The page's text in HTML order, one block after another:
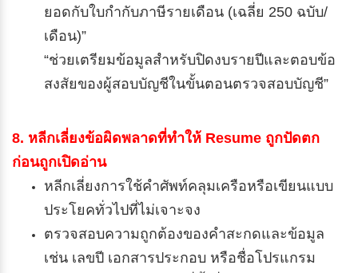
ยอดกับใบกำกับภาษีรายเดือน (เฉลี่ย 250 ฉบับ/
เดือน)”
“ช่วยเตรียมข้อมูลสำหรับปิดงบรายปีและตอบข้อ
สงสัยของผู้สอบบัญชีในขั้นตอนตรวจสอบบัญชี”
8. หลีกเลี่ยงข้อผิดพลาดที่ทำให้ Resume ถูกปัดตก
ก่อนถูกเปิดอ่าน
หลีกเลี่ยงการใช้คำศัพท์คลุมเครือหรือเขียนแบบ
ประโยคทั่วไปที่ไม่เจาะจง
ตรวจสอบความถูกต้องของคำสะกดและข้อมูล
เช่น เลขปี เอกสารประกอบ หรือชื่อโปรแกรม